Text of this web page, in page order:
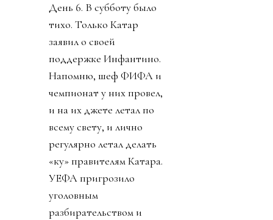
День 6. В субботу было
тихо. Только Катар
заявил о своей
поддержке Инфантино.
Напомню, шеф ФИФА и
чемпионат у них провел,
и на их джете летал по
всему свету, и лично
регулярно летал делать
«ку» правителям Катара.
УЕФА пригрозило
уголовным
разбирательством и